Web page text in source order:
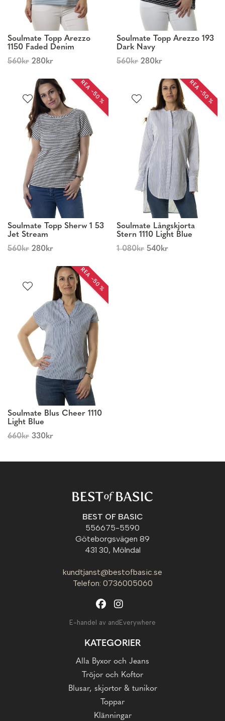
Soulmate Topp Arezzo
1150 Faded Denim
560kr 280kr
Soulmate Topp Arezzo 193
Dark Navy
560kr 280kr
REA −50 %
Soulmate Topp Sherw 1 53
Jet Stream
560kr 280kr
REA −50 %
Soulmate Långskjorta
Stern 1110 Light Blue
1 080kr 540kr
REA −50 %
Soulmate Blus Cheer 1110
Light Blue
660kr 330kr
BEST OF BASIC
556675-5590
Göteborgsvägen 89
431 30, Mölndal
kundtjanst@bestofbasic.se
Telefon: 0736005060
E-handel av andEverywhere
KATEGORIER
Alla Byxor och Jeans
Tröjor och Koftor
Blusar, skjortor & tunikor
Toppar
Klänningar